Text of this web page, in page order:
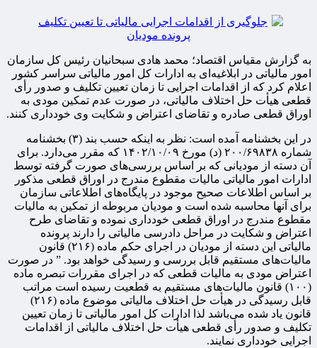
به گزارش مقیاس اقتصاد؛ محمد هادی سبحانیان رئیس کل سازمان
امور مالیاتی در ابلاغیه‌ای به ادارات کل امور مالیاتی سراسر کشور
اعلام کرد که از اقدامات اجرایی تا زمان تعیین تکلیف و صدور رأی
قطعی هیأت حل اختلاف مالیاتی، در صورت عدم تمکین مودی به
اوراق قطعی صادره و تقاضای اعتراض و شکایت وی خودداری کنند.
در این بخشنامه آمده است: نظر به اینکه حسب بند (۳) بخشنامه
شماره ۲۰۰/۶۹۸۳۸ (د) مورخ ۱۴۰۲/۱۰/۰۹ که مقرر می‌دارد. برای
آن دسته از مودیانی که بر اساس بررسی‌های صورت گرفته توسط
ادارات امور مالیاتی مالیات مقطوع مندرج در اوراق قطعی مذکور
بر اساس اطلاعات صحیح موجود در پایگاه‌های اطلاعاتی سازمان
برای آنها محاسبه شده است و مودیان مربوطه از تمکین به مالیات
مقطوع مندرج در اوراق قطعی خودداری نموده و تقاضای طرح
اعتراض و شکایت در مراحل دادرسی مالیاتی را دارند پرونده
مالیاتی این دسته از مودیان در اجرای حکم ماده (۲۱۶) قانون
مالیات‌های مستقیم قابل بررسی و رسیدگی خواهد بود. ” در صورت
اعتراض مودی به مالیات قطعی که در اجرای مقررات تبصره ماده
(۱۰۰) قانون مالیات‌های مستقیم به قطعیت رسیده است مراتب
قابل رسیدگی در هیأت حل اختلاف مالیاتی موضوع ماده (۲۱۶)
قانون یاد شده می‌باشد لذا ادارات کل امور مالیاتی تا زمان تعیین
تکلیف و صدور رأی قطعی هیأت حل اختلاف مالیاتی از اقدامات
اجرایی خودداری نمایند.